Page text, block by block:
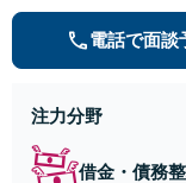
電話で面談
注力分野
借金・債務